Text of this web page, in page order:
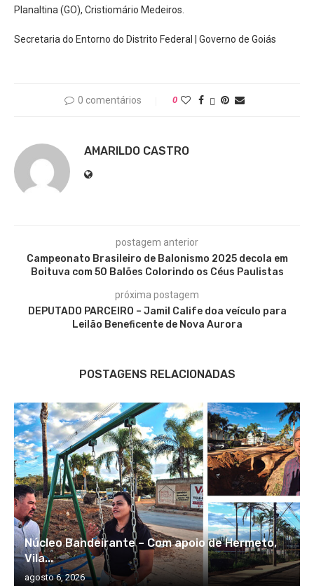
Planaltina (GO), Cristiomário Medeiros.
Secretaria do Entorno do Distrito Federal | Governo de Goiás
0 comentários 0
AMARILDO CASTRO
postagem anterior
Campeonato Brasileiro de Balonismo 2025 decola em
Boituva com 50 Balões Colorindo os Céus Paulistas
próxima postagem
DEPUTADO PARCEIRO – Jamil Calife doa veículo para
Leilão Beneficente de Nova Aurora
POSTAGENS RELACIONADAS
Núcleo Bandeirante – Com apoio de Hermeto,
Vila...
agosto 6, 2026